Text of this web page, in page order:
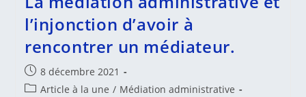
N.
76
l’injonction d’avoir à
rencontrer un médiateur.
Publication
publiée :
8 décembre 2021
PostArticle à la une / Médiation administrative